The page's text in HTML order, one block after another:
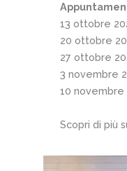
13 ottobre
20 ottobre
27 ottobre
3 novembre
10 novembre
Scopri di più